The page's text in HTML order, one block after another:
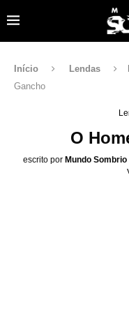
Início Lendas
Gancho
O
escrito por Mundo Sombrio